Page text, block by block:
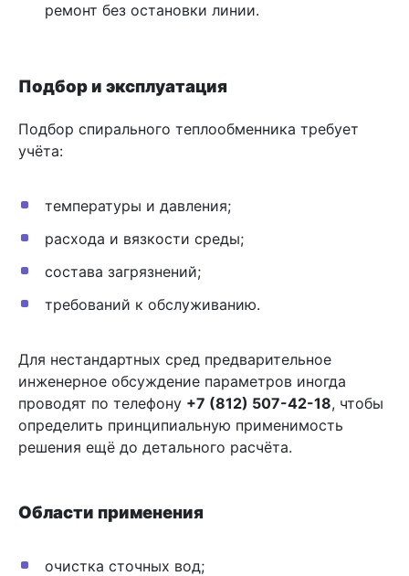
ремонт без остановки линии.
Подбор и эксплуатация
Подбор спирального теплообменника требует
учёта:
температуры и давления;
расхода и вязкости среды;
состава загрязнений;
требований к обслуживанию.
Для нестандартных сред предварительное
инженерное обсуждение параметров иногда
проводят по телефону +7 (812) 507-42-18, чтобы
определить принципиальную применимость
решения ещё до детального расчёта.
Области применения
очистка сточных вод;